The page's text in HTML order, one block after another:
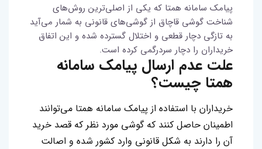
پیامک سامانه همتا که یکی از اصلی‌ترین روش‌های
شناخت گوشی قاچاق از گوشی‌های قانونی به شمار می‌آید
به تازگی دچار قطعی و اختلال گسترده شده و این اتفاق
خریداران را دچار سردرگمی کرده است.
علت عدم ارسال پیامک سامانه
همتا چیست؟
خریداران با استفاده از پیامک سامانه همتا می‌توانند
اطمینان حاصل کنند که گوشی مورد نظر که قصد خرید
آن را دارند به شکل قانونی وارد کشور شده و اصالت